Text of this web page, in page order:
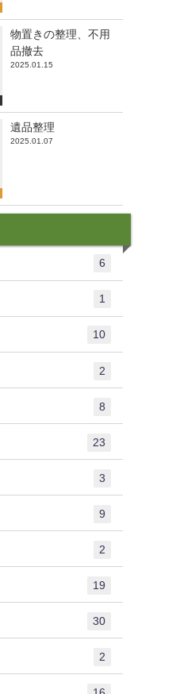
物置きの整理、不用
品撤去
2025.01.15
遺品整理
2025.01.07
6
1
10
2
8
23
3
9
2
19
30
2